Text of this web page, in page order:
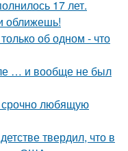
17 лет.
оближешь!
об одном - что
… и вообще не был
любящую
твердил, что в